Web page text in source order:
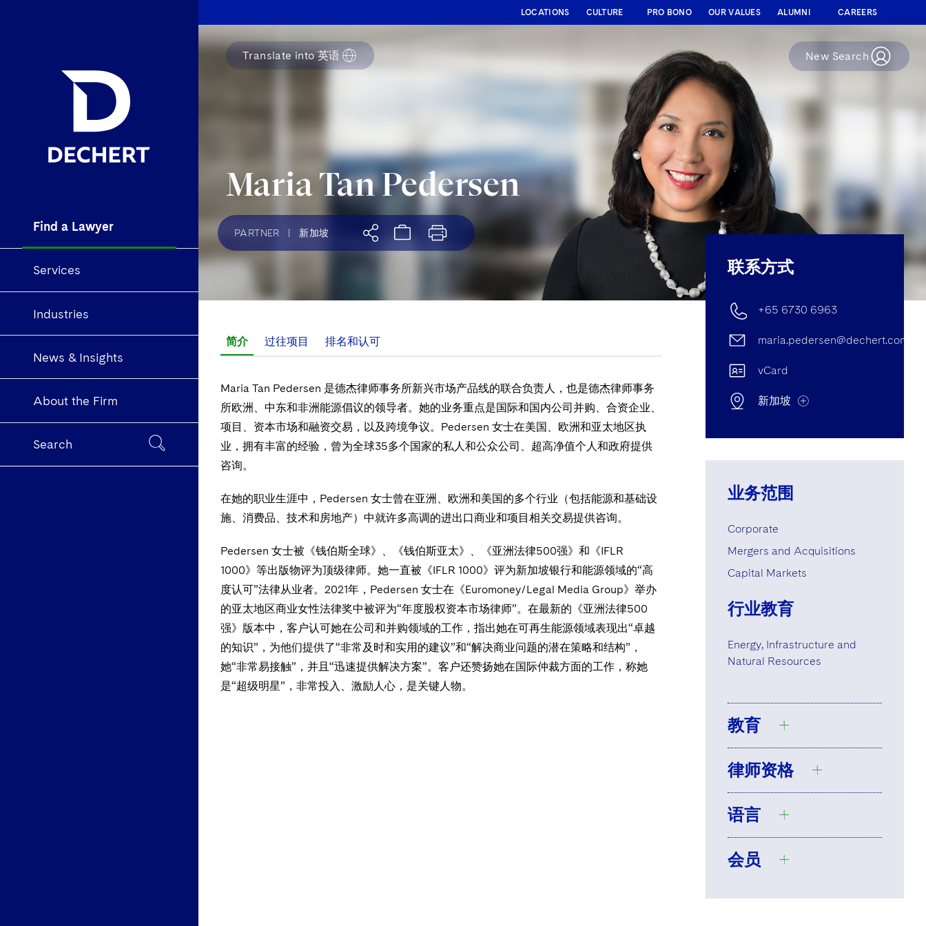
Find a Lawyer
Services
Industries
News & Insights
About the Firm
Search
LOCATIONS CULTURE PRO BONO OUR VALUES ALUMNI CAREERS
Translate into英语 New Search
Maria Tan Pedersen
PARTNER 新加坡
简介 过往项目 排名和认可
Maria Tan Pedersen 是德杰律师事务所新兴市场产品线的联合负责人，也是德杰律师事务
所欧洲、中东和非洲能源倡议的领导者。她的业务重点是国际和国内公司并购、合资企业、
项目、资本市场和融资交易，以及跨境争议。Pedersen 女士在美国、欧洲和亚太地区执
业，拥有丰富的经验，曾为全球35多个国家的私人和公众公司、超高净值个人和政府提供
咨询。
在她的职业生涯中，Pedersen 女士曾在亚洲、欧洲和美国的多个行业（包括能源和基础设
施、消费品、技术和房地产）中就许多高调的进出口商业和项目相关交易提供咨询。
Pedersen 女士被《钱伯斯全球》、《钱伯斯亚太》、《亚洲法律500强》和《IFLR
1000》等出版物评为顶级律师。她一直被《IFLR 1000》评为新加坡银行和能源领域的“高
度认可”法律从业者。2021年，Pedersen 女士在《Euromoney/Legal Media Group》举办
的亚太地区商业女性法律奖中被评为“年度股权资本市场律师”。在最新的《亚洲法律500
强》版本中，客户认可她在公司和并购领域的工作，指出她在可再生能源领域表现出“卓越
的知识”，为他们提供了“非常及时和实用的建议”和“解决商业问题的潜在策略和结构”，
她“非常易接触”，并且“迅速提供解决方案”。客户还赞扬她在国际仲裁方面的工作，称她
是“超级明星”，非常投入、激励人心，是关键人物。
联系方式
+65 6730 6963
maria.pedersen@dechert.com
vCard
新加坡
新加坡办公室 德杰（新加坡）私人
有限公司，新加坡乔治街一号，
049145
+65 6730 6963
业务范围
Corporate
Mergers and Acquisitions
Capital Markets
行业教育
Energy, Infrastructure and
Natural Resources
教育
University of
Pennsylvania, B.A.,
1987,
University of
California,
律师资格
Registered
Foreign Lawyer,
Singapore
Foreign Lawyer,
语言
English
会员